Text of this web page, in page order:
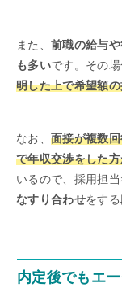
また、前職の給与
も多いです。その
明した上で希望額
なお、面接が複数
で年収交渉をした
いるので、採用担
なすり合わせをす
内定後でもエ